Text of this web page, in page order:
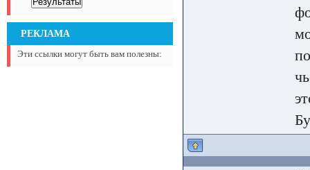
РЕКЛАМА
Эти ссылки могут быть вам полезны: